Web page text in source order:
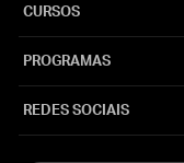
CURSOS
PROGRAMAS
REDES SOCIAIS